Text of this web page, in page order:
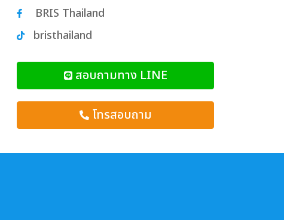
BRIS Thailand
bristhailand
สอบถามทาง LINE
โทรสอบถาม